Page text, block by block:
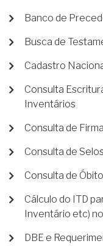
Banco de
Busca de
Cadastro
Consulta
Inventários
Consulta de
Consulta de
Consulta de
Cálculo do ITD
Inventário etc)
DBE e